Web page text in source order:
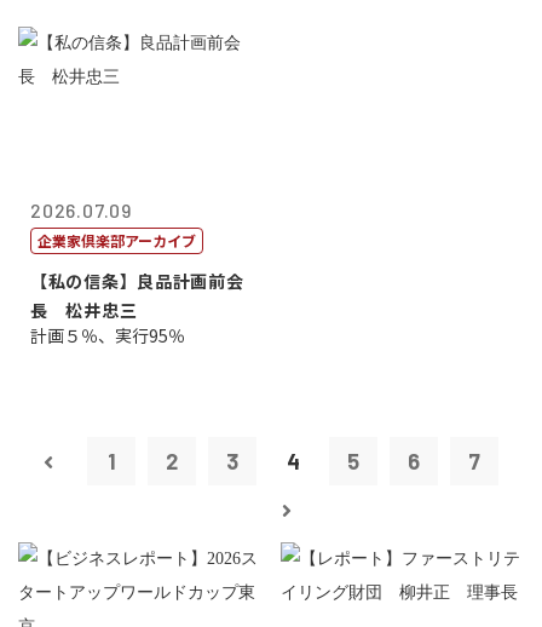
2026.07.09
企業家倶楽部アーカイブ
【私の信条】良品計画前会
長 松井忠三
計画５％、実行95％
1 2 3 4 5 6 7